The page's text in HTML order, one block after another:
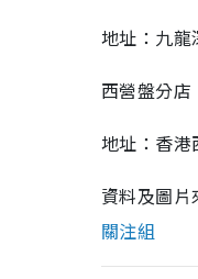
地址： 九龍
西營盤分店
地址：香港
資料及圖片
關注組